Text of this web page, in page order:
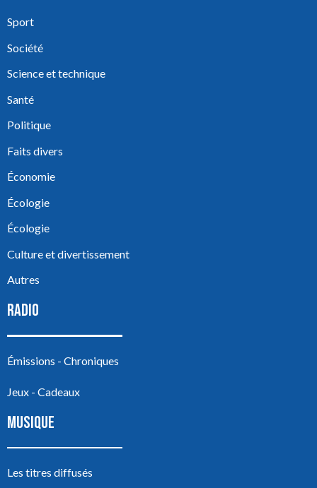
Sport
Société
Science et technique
Santé
Politique
Faits divers
Économie
Écologie
Écologie
Culture et divertissement
Autres
RADIO
Émissions - Chroniques
Jeux - Cadeaux
MUSIQUE
Les titres diffusés